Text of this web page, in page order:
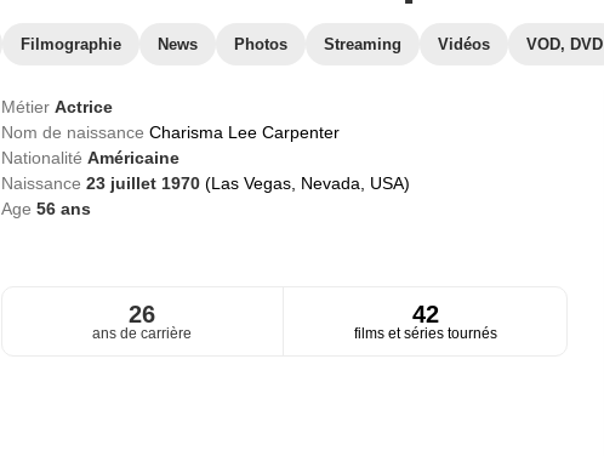
Filmographie News Photos Streaming Vidéos VOD, DVD
Métier Actrice
Nom de naissance Charisma Lee Carpenter
Nationalité Américaine
Naissance 23 juillet 1970 (Las Vegas, Nevada, USA)
Age 56ans
26
ans de carrière
42
films et séries tournés